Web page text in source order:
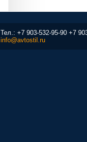
Тел.: +7 903-532-95-90 +7
info@avtostil.ru